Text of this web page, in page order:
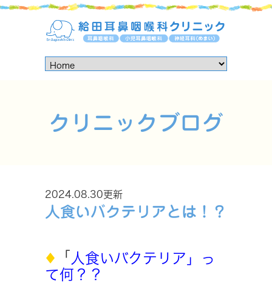
クリニックブログ
2024.08.30更新
人食いバクテリアとは！？
「 人食いバクテリア」っ
て何？？